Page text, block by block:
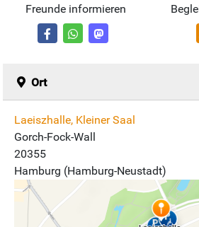
Freunde informieren
Ort
Laeiszhalle, Kleiner Saal
Gorch-Fock-Wall
20355
Hamburg (Hamburg-Neustadt)